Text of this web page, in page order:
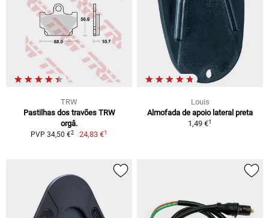
TRW
Pastilhas dos travões TRW
orgâ.
PVP 34,50 €2 24,83 €1
Louis
Almofada de apoio lateral preta
1,49 €1